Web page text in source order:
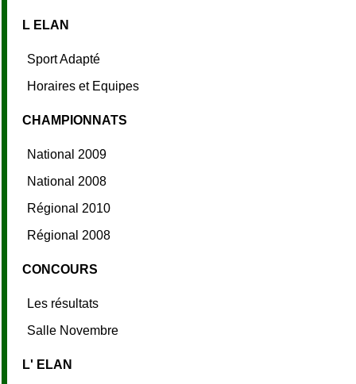
L ELAN
Sport Adapté
Horaires et Equipes
CHAMPIONNATS
National 2009
National 2008
Régional 2010
Régional 2008
CONCOURS
Les résultats
Salle Novembre
L' ELAN